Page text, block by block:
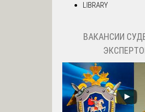
LIBRARY
ВАКАНСИИ